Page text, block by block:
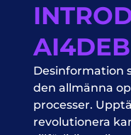
Desinformation
den allmänna
processer.
revolutionera